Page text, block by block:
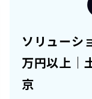
ソリューシ
万円以上｜
京